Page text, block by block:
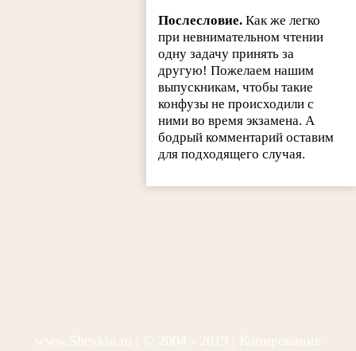
Послесловие.Как же легко
при невнимательном чтении
одну задачу принять за
другую! Пожелаем нашим
выпускникам, чтобы такие
конфузы не происходили с
ними во время экзамена. А
бодрый комментарий оставим
для подходящего случая.
www.Shevkin.ru | © 2004 - 2019 | Копирование